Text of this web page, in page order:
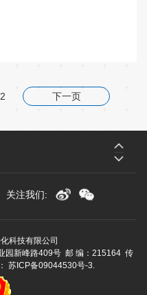
下一页
关注我们:
科技有限公司
园新峰路409号 邮 编：215164 传
苏ICP备09044530号-3.